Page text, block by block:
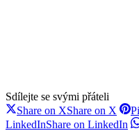
Sdílejte se svými přáteli
Share on XShare on X
LinkedInShare on LinkedIn